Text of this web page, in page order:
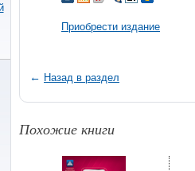
Приобрести издание
← Назад в раздел
Похожие книги